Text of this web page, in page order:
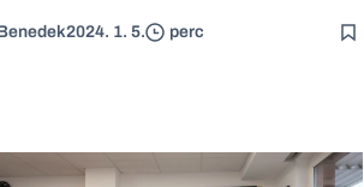
2024. 1. 5. perc